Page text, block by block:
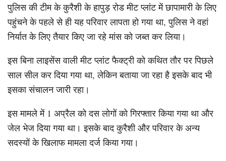
पुलिस की टीम के कुरैशी के हापुड़ रोड मीट प्लांट में छापामारी के लिए
पहुंचने के पहले से ही यह परिवार लापता हो गया था, पुलिस ने वहां
निर्यात के लिए तैयार किए जा रहे मांस को जब्त कर लिया।
इस बिना लाइसेंस वाली मीट प्लांट फैक्ट्री को कथित तौर पर पिछले
साल सील कर दिया गया था, लेकिन बताया जा रहा है इसके बाद भी
इसका संचालन जारी रहा।
इस मामले में 1 अप्रैल को दस लोगों को गिरफ्तार किया गया था और
जेल भेज दिया गया था। इसके बाद कुरैशी और परिवार के अन्य
सदस्यों के खिलाफ मामला दर्ज किया गया।